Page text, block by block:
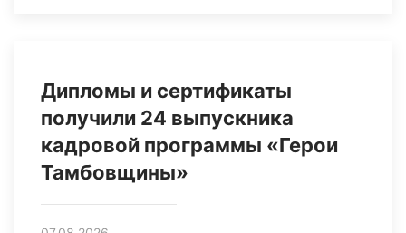
Дипломы и сертификаты
получили 24 выпускника
кадровой программы «Герои
Тамбовщины»